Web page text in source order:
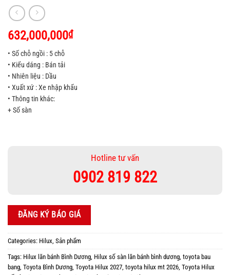
632,000,000₫
• Số chỗ ngồi : 5 chỗ
• Kiểu dáng : Bán tải
• Nhiên liệu : Dầu
• Xuất xứ : Xe nhập khẩu
• Thông tin khác:
+ Số sàn
Hotline tư vấn
0902 819 822
ĐĂNG KÝ BÁO GIÁ
Categories: Hilux, Sản phẩm
Tags: Hilux lăn bánh Bình Dương, Hilux số sàn lăn bánh bình dương, toyota bau
bang, Toyota Bình Dương, Toyota Hilux 2027, toyota hilux mt 2026, Toyota Hilux